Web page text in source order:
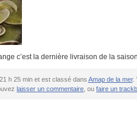
c’est la dernière livraison de la
h 25 min et est classé dans Amap de la mer.
laisser un commentaire , ou faire un